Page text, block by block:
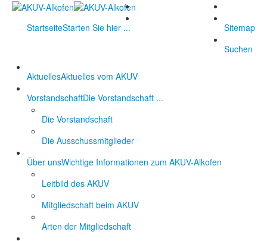
Sitemap
Suchen
StartseiteStarten Sie hier ...
AktuellesAktuelles vom AKUV
VorstandschaftDie Vorstandschaft ...
Die Vorstandschaft
Die Ausschussmitglieder
Über unsWichtige Informationen zum AKUV-Alkofen
Leitbild des AKUV
Mitgliedschaft beim AKUV
Arten der Mitgliedschaft